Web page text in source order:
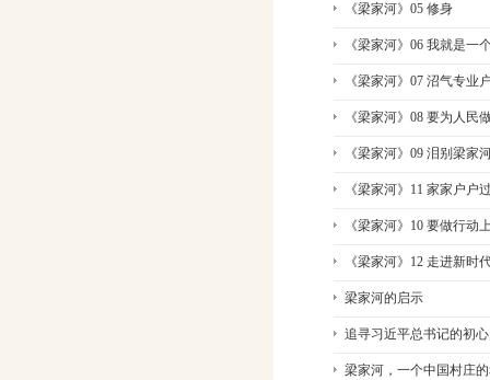
《梁家河》05 修身
《梁家河》06 我就是一
《梁家河》07 沼气专业
《梁家河》08 要为人民
《梁家河》09 泪别梁家
《梁家河》11 家家户户
《梁家河》10 要做行动
《梁家河》12 走进新时
梁家河的启示
追寻习近平总书记的初
梁家河，一个中国村庄